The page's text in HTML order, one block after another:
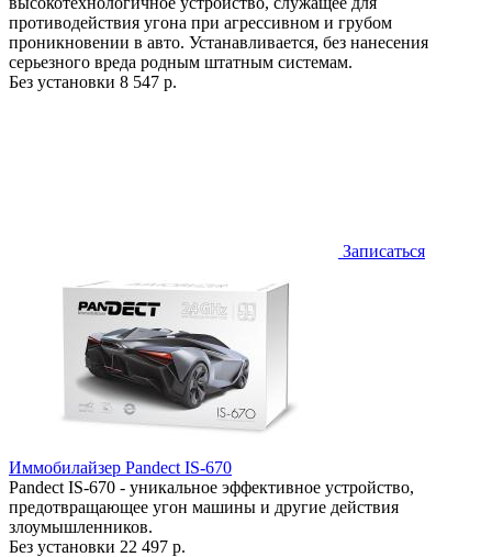
противодействия угона при агрессивном и грубом
проникновении в авто. Устанавливается, без нанесения
серьезного вреда родным штатным системам.
Без установки 8 547 р.
Записаться
Иммобилайзер Pandect IS-670
Pandect IS-670 - уникальное эффективное устройство,
предотвращающее угон машины и другие действия
злоумышленников.
Без установки 22 497 р.